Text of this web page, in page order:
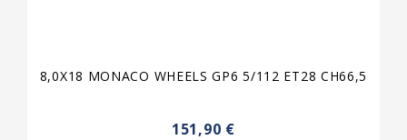
8,0X18 MONACO WHEELS GP6 5/112 ET28 CH66,5
151,90 €